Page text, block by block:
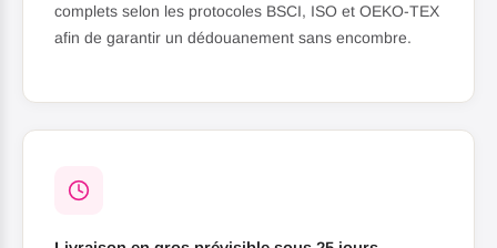
complets selon les protocoles BSCI, ISO et OEKO-TEX
afin de garantir un dédouanement sans encombre.